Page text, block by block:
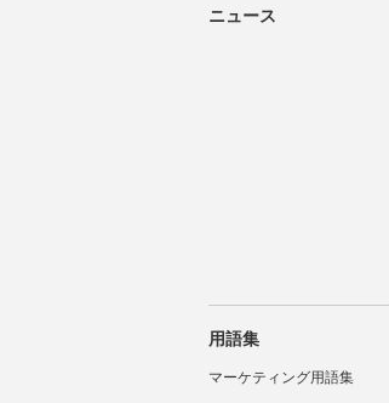
ニュース
用語集
マーケティング用語集